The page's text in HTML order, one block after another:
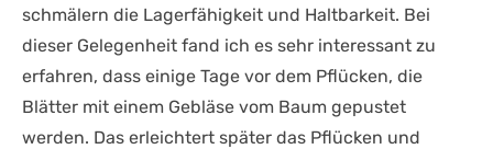
schmälern die Lagerfähigkeit und Haltbarkeit. Bei
dieser Gelegenheit fand ich es sehr interessant zu
erfahren, dass einige Tage vor dem Pflücken, die
Blätter mit einem Gebläse vom Baum gepustet
werden. Das erleichtert später das Pflücken und